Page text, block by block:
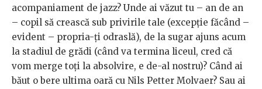
acompaniament de jazz? Unde ai văzut tu – an de an
– copil să crească sub privirile tale (excepție făcând –
evident – propria-ți odraslă), de la sugar ajuns acum
la stadiul de grădi (când va termina liceul, cred că
vom merge toți la absolvire, e de-al nostru)? Când ai
băut o bere ultima oară cu Nils Petter Molvaer? Sau ai